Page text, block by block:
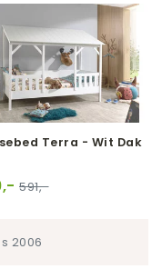
Terra - Wit Dak
591,-
2006